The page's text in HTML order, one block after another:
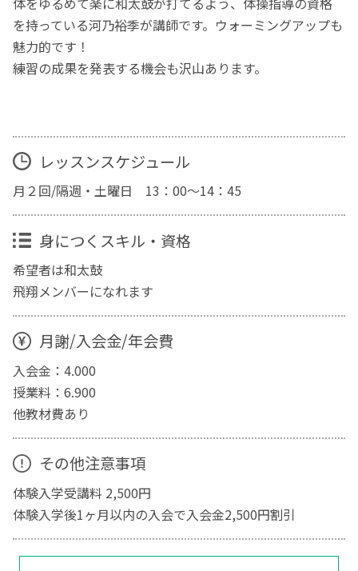
を持っている河乃裕季が講師です。ウォーミングアップも
魅力的です！
練習の成果を発表する機会も沢山あります。
レッスンスケジュール
月２回/隔週・土曜日 13：00～14：45
身につくスキル・資格
希望者は和太鼓
飛翔メンバーになれます
月謝/入会金/年会費
入会金：4.000
授業料：6.900
他教材費あり
その他注意事項
体験入学受講料 2,500円
体験入学後1ヶ月以内の入会で入会金2,500円割引